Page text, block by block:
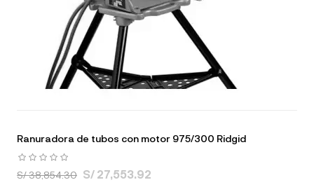
Ranuradora de tubos con motor 975/300 Ridgid
S/ 38,854.30 S/ 27,553.92